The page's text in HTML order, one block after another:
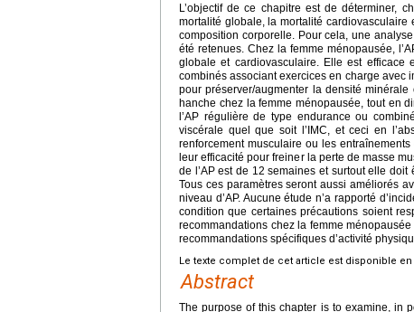
L’objectif de ce chapitre est de déterminer,
mortalité globale, la mortalité
composition corporelle. Pour cela, une
été retenues. Chez la femme ménopausée,
globale et cardiovasculaire. Elle est efficace
combinés associant exercices en charge avec
pour préserver/augmenter la densité
hanche chez la femme ménopausée, tout en
l’AP régulière de type endurance ou
viscérale quel que soit l’IMC, et ceci en
renforcement musculaire ou les
leur efficacité pour freiner la perte de masse
de l’AP est de 12 semaines et surtout elle
Tous ces paramètres seront aussi améliorés
niveau d’AP. Aucune étude n’a rapporté
condition que certaines précautions soient
recommandations chez la femme
recommandations spécifiques d’activité
Le texte complet de cet article est disponible en
Abstract
The purpose of this chapter is to examine, in